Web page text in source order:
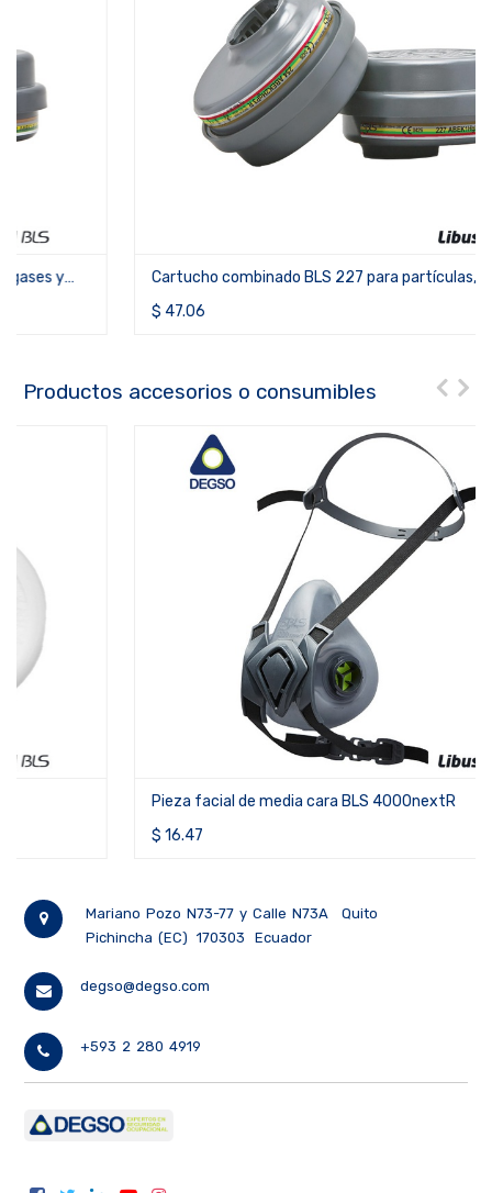
Cartucho combinado BLS 227 para partículas, gases y
vapores orgánicos, inorgánicos, ácidos, amoníaco y
mercurio ABEK1HgP3 R
Productos accesorios o consumibles
Pieza facial de media cara BLS 4000nextR
Mariano Pozo N73-77 y Calle N73A
Quito
Pichincha (EC)
170303 Ecuador
degso@degso.com
+593 2 280 4919